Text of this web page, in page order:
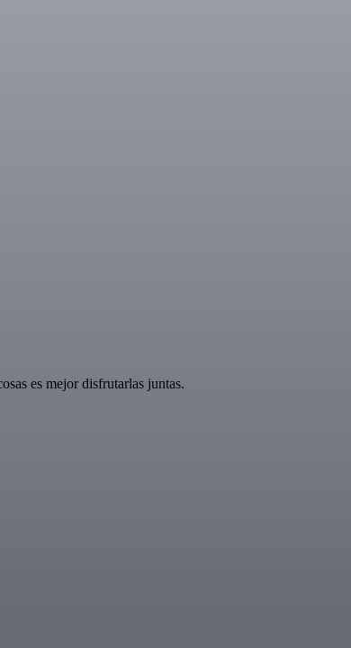
es mejor disfrutarlas juntas.